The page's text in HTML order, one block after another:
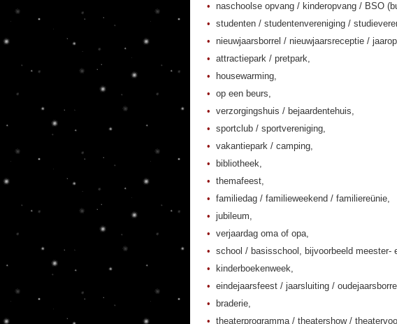
naschoolse opvang / kinderopvang / BSO
studenten / studentenvereniging /
nieuwjaarsborrel / nieuwjaarsreceptie /
attractiepark / pretpark,
housewarming,
op een beurs,
verzorgingshuis / bejaardentehuis,
sportclub / sportvereniging,
vakantiepark / camping,
bibliotheek,
themafeest,
familiedag / familieweekend / familiereünie,
jubileum,
verjaardag oma of opa,
school / basisschool, bijvoorbeeld meester-
kinderboekenweek,
eindejaarsfeest / jaarsluiting /
braderie,
theaterprogramma / theatershow /